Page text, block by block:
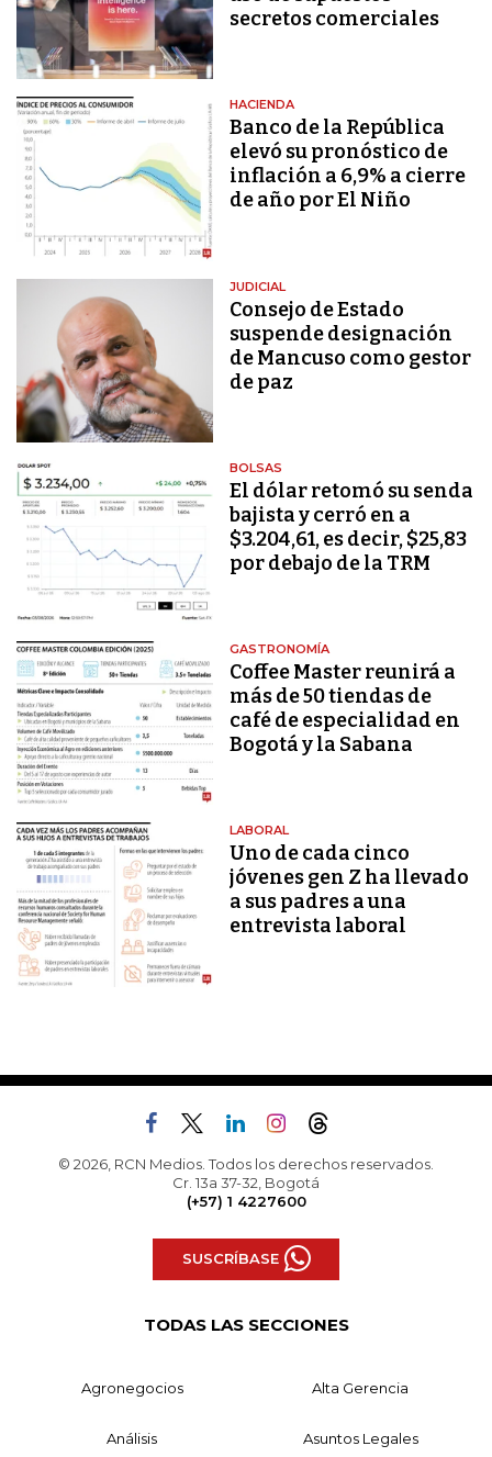
secretos comerciales
HACIENDA
Banco de la República
elevó su pronóstico de
inflación a 6,9% a cierre
de año por El Niño
JUDICIAL
Consejo de Estado
suspende designación
de Mancuso como gestor
de paz
BOLSAS
El dólar retomó su senda
bajista y cerró en a
$3.204,61, es decir, $25,83
por debajo de la TRM
GASTRONOMÍA
Coffee Master reunirá a
más de 50 tiendas de
café de especialidad en
Bogotá y la Sabana
LABORAL
Uno de cada cinco
jóvenes gen Z ha llevado
a sus padres a una
entrevista laboral
© 2026, RCN Medios. Todos los derechos reservados.
Cr. 13a 37-32, Bogotá
(+57) 1 4227600
SUSCRÍBASE
TODAS LAS SECCIONES
Agronegocios Alta Gerencia
Análisis Asuntos Legales